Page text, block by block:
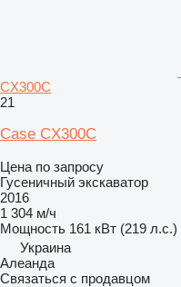
CX300C
21
Case CX300C
Цена по запросу
Гусеничный экскаватор
2016
1 304 м/ч
Мощность 161 кВт (219 л.с.)
Украина
Алеанда
Связаться с продавцом